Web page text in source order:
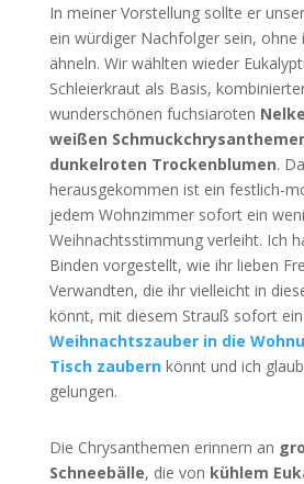
In meiner Vorstellung sollte er
ein würdiger Nachfolger sein, ohne
ähneln. Wir wählten wieder
Schleierkraut als Basis,
wunderschönen fuchsiaroten
weißen
dunkelroten Trockenblumen.
herausgekommen ist ein festlich-
jedem Wohnzimmer sofort ein
Weihnachtsstimmung verleiht. Ich
Binden vorgestellt, wie ihr lieben
Verwandten, die ihr vielleicht in
könnt, mit diesem Strauß sofort ein
Weihnachtszauber in die
Tisch zaubernkönnt und ich
gelungen.
Die Chrysanthemen erinnern an
Schneebälle, die von kühlem